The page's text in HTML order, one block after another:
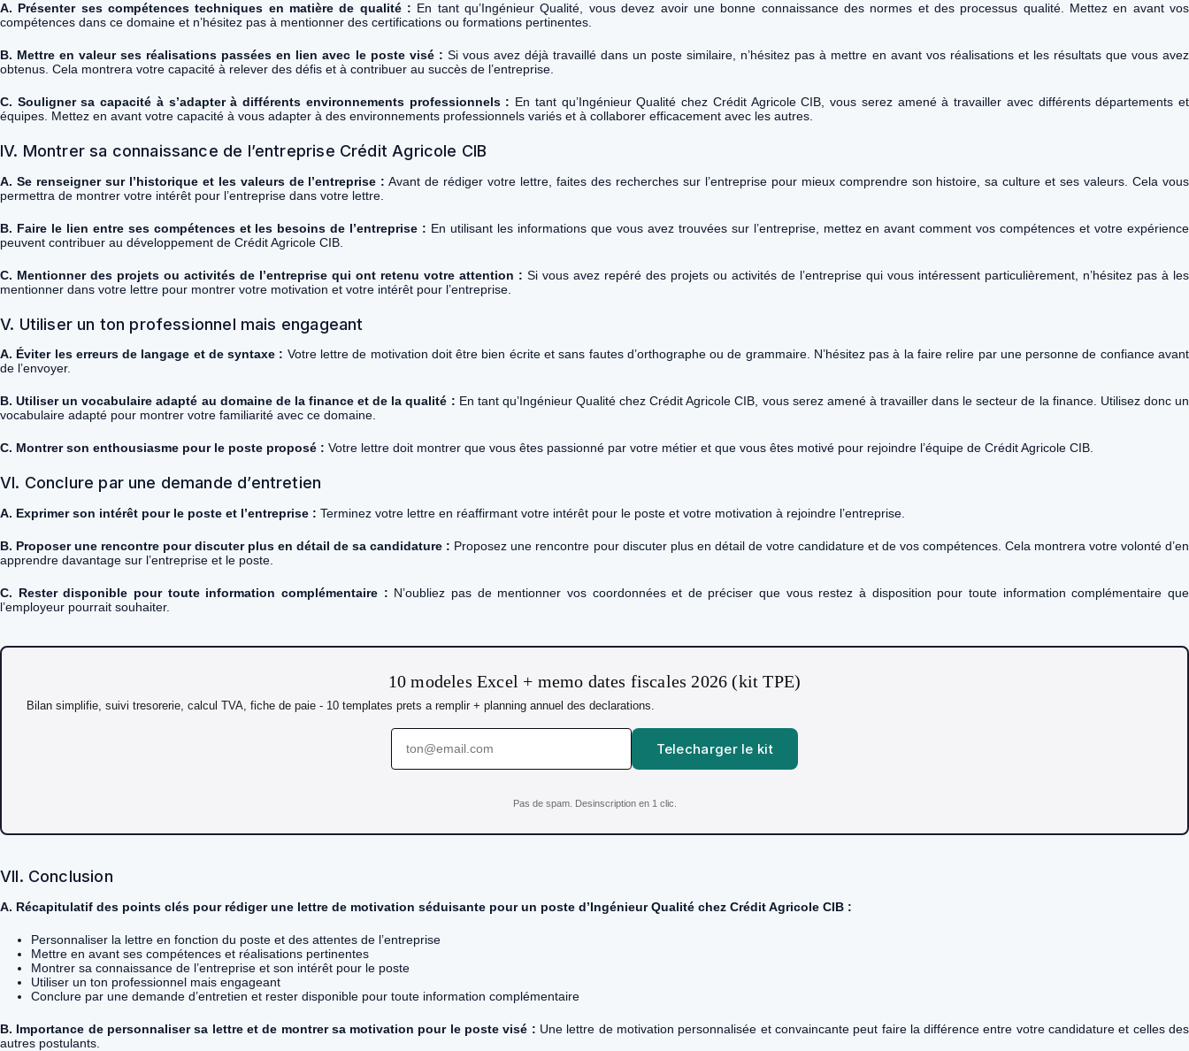
A. Présenter ses compétences techniques en matière de qualité : En tant qu’Ingénieur Qualité, vous devez avoir une bonne connaissance des normes et des processus qualité. Mettez en avant vos
compétences dans ce domaine et n’hésitez pas à mentionner des certifications ou formations pertinentes.
B. Mettre en valeur ses réalisations passées en lien avec le poste visé : Si vous avez déjà travaillé dans un poste similaire, n’hésitez pas à mettre en avant vos réalisations et les résultats que vous avez
obtenus. Cela montrera votre capacité à relever des défis et à contribuer au succès de l’entreprise.
C. Souligner sa capacité à s’adapter à différents environnements professionnels : En tant qu’Ingénieur Qualité chez Crédit Agricole CIB, vous serez amené à travailler avec différents départements et
équipes. Mettez en avant votre capacité à vous adapter à des environnements professionnels variés et à collaborer efficacement avec les autres.
IV. Montrer sa connaissance de l’entreprise Crédit Agricole CIB
A. Se renseigner sur l’historique et les valeurs de l’entreprise : Avant de rédiger votre lettre, faites des recherches sur l’entreprise pour mieux comprendre son histoire, sa culture et ses valeurs. Cela vous
permettra de montrer votre intérêt pour l’entreprise dans votre lettre.
B. Faire le lien entre ses compétences et les besoins de l’entreprise : En utilisant les informations que vous avez trouvées sur l’entreprise, mettez en avant comment vos compétences et votre expérience
peuvent contribuer au développement de Crédit Agricole CIB.
C. Mentionner des projets ou activités de l’entreprise qui ont retenu votre attention : Si vous avez repéré des projets ou activités de l’entreprise qui vous intéressent particulièrement, n’hésitez pas à les
mentionner dans votre lettre pour montrer votre motivation et votre intérêt pour l’entreprise.
V. Utiliser un ton professionnel mais engageant
A. Éviter les erreurs de langage et de syntaxe : Votre lettre de motivation doit être bien écrite et sans fautes d’orthographe ou de grammaire. N’hésitez pas à la faire relire par une personne de confiance avant
de l’envoyer.
B. Utiliser un vocabulaire adapté au domaine de la finance et de la qualité : En tant qu’Ingénieur Qualité chez Crédit Agricole CIB, vous serez amené à travailler dans le secteur de la finance. Utilisez donc un
vocabulaire adapté pour montrer votre familiarité avec ce domaine.
C. Montrer son enthousiasme pour le poste proposé : Votre lettre doit montrer que vous êtes passionné par votre métier et que vous êtes motivé pour rejoindre l’équipe de Crédit Agricole CIB.
VI. Conclure par une demande d’entretien
A. Exprimer son intérêt pour le poste et l’entreprise : Terminez votre lettre en réaffirmant votre intérêt pour le poste et votre motivation à rejoindre l’entreprise.
B. Proposer une rencontre pour discuter plus en détail de sa candidature : Proposez une rencontre pour discuter plus en détail de votre candidature et de vos compétences. Cela montrera votre volonté d’en
apprendre davantage sur l’entreprise et le poste.
C. Rester disponible pour toute information complémentaire : N’oubliez pas de mentionner vos coordonnées et de préciser que vous restez à disposition pour toute information complémentaire que
l’employeur pourrait souhaiter.
10 modeles Excel + memo dates fiscales 2026 (kit TPE)
Bilan simplifie, suivi tresorerie, calcul TVA, fiche de paie - 10 templates prets a remplir + planning annuel des declarations.
Telecharger le kit
Pas de spam. Desinscription en 1 clic.
VII. Conclusion
A. Récapitulatif des points clés pour rédiger une lettre de motivation séduisante pour un poste d’Ingénieur Qualité chez Crédit Agricole CIB :
Personnaliser la lettre en fonction du poste et des attentes de l’entreprise
Mettre en avant ses compétences et réalisations pertinentes
Montrer sa connaissance de l’entreprise et son intérêt pour le poste
Utiliser un ton professionnel mais engageant
Conclure par une demande d’entretien et rester disponible pour toute information complémentaire
B. Importance de personnaliser sa lettre et de montrer sa motivation pour le poste visé : Une lettre de motivation personnalisée et convaincante peut faire la différence entre votre candidature et celles des
autres postulants.